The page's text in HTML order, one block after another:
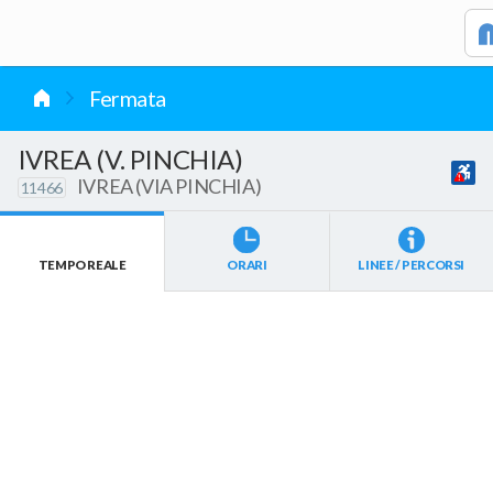
Fermata
IVREA (V. PINCHIA)
11466 IVREA (VIA PINCHIA)
TEMPO REALE ORARI LINEE / PERCORSI